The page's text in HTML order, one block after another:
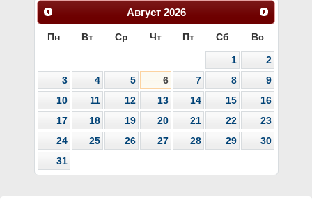
Август 2026
Пн Вт Ср Чт Пт Сб Вс
1
2
3
4 5 6 7 8
9
10
11 12 13 14 15
16
17
18 19 20 21 22
23
24
25 26 27 28 29
30
31